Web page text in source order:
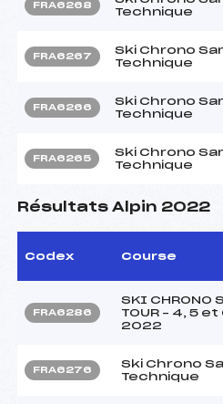
FRA6268
Technique
FRA6267
Ski Chrono
Technique
FRA6266
Ski Chrono
Technique
FRA6265
Ski Chrono
Technique
Résultats Alpin 2022
Codex Course
FRA6286
SKI CHRONO
TOUR – 4, 5 et
2022
FRA6276
Ski Chrono
Technique